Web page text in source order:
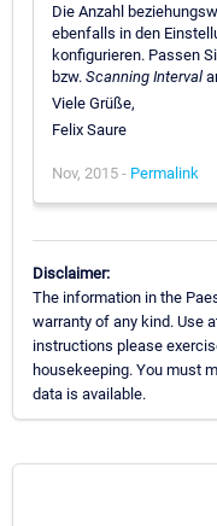
Die Anzahl
ebenfalls in den
konfigurieren. Passen
bzw. Scanning Interval
Viele Grüße,
Felix Saure
Nov, 2015 - Permalink
Disclaimer:
The information in the
warranty of any kind. Use
instructions please
housekeeping. You must
data is available.